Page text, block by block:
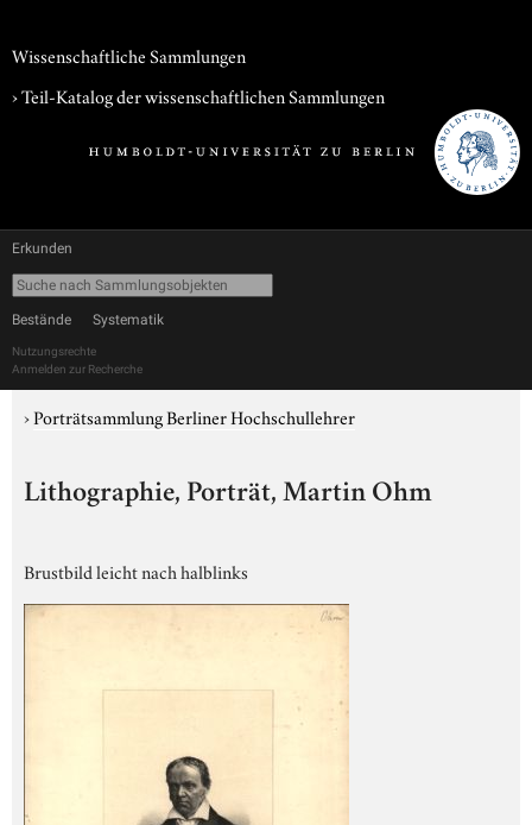
Wissenschaftliche Sammlungen
› Teil-Katalog der wissenschaftlichen Sammlungen
Erkunden
Bestände Systematik
Nutzungsrechte
Anmelden zur Recherche
›Porträtsammlung Berliner Hochschullehrer
Lithographie, Porträt, Martin Ohm
Brustbild leicht nach halblinks